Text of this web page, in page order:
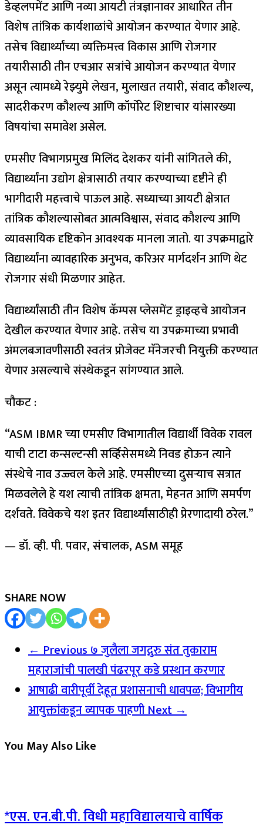
डेव्हलपमेंट आणि नव्या आयटी तंत्रज्ञानावर आधारित तीन
विशेष तांत्रिक कार्यशाळांचे आयोजन करण्यात येणार आहे.
तसेच विद्यार्थ्यांच्या व्यक्तिमत्त्व विकास आणि रोजगार
तयारीसाठी तीन एचआर सत्रांचे आयोजन करण्यात येणार
असून त्यामध्ये रेझ्युमे लेखन, मुलाखत तयारी, संवाद कौशल्य,
सादरीकरण कौशल्य आणि कॉर्पोरेट शिष्टाचार यांसारख्या
विषयांचा समावेश असेल.
एमसीए विभागप्रमुख मिलिंद देशकर यांनी सांगितले की,
विद्यार्थ्यांना उद्योग क्षेत्रासाठी तयार करण्याच्या दृष्टीने ही
भागीदारी महत्त्वाचे पाऊल आहे. सध्याच्या आयटी क्षेत्रात
तांत्रिक कौशल्यासोबत आत्मविश्वास, संवाद कौशल्य आणि
व्यावसायिक दृष्टिकोन आवश्यक मानला जातो. या उपक्रमाद्वारे
विद्यार्थ्यांना व्यावहारिक अनुभव, करिअर मार्गदर्शन आणि थेट
रोजगार संधी मिळणार आहेत.
विद्यार्थ्यांसाठी तीन विशेष कॅम्पस प्लेसमेंट ड्राइव्हचे आयोजन
देखील करण्यात येणार आहे. तसेच या उपक्रमाच्या प्रभावी
अंमलबजावणीसाठी स्वतंत्र प्रोजेक्ट मॅनेजरची नियुक्ती करण्यात
येणार असल्याचे संस्थेकडून सांगण्यात आले.
चौकट :
“ASM IBMR च्या एमसीए विभागातील विद्यार्थी विवेक रावल
याची टाटा कन्सल्टन्सी सर्व्हिसेसमध्ये निवड होऊन त्याने
संस्थेचे नाव उज्ज्वल केले आहे. एमसीएच्या दुसऱ्याच सत्रात
मिळवलेले हे यश त्याची तांत्रिक क्षमता, मेहनत आणि समर्पण
दर्शवते. विवेकचे यश इतर विद्यार्थ्यांसाठीही प्रेरणादायी ठरेल.”
— डॉ. व्ही. पी. पवार, संचालक, ASM समूह
SHARE NOW
← Previous७ जुलैला जगद्गुरु संत तुकाराम
महाराजांची पालखी पंढरपूर कडे प्रस्थान करणार
आषाढी वारीपूर्वी देहूत प्रशासनाची धावपळ; विभागीय
आयुक्तांकडून व्यापक पाहणीNext →
You May Also Like
*एस. एन.बी.पी. विधी महाविद्यालयाचे वार्षिक